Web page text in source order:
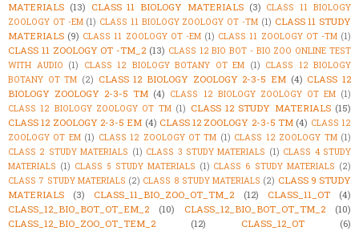
MATERIALS (13) CLASS 11 BIOLOGY MATERIALS (3) CLASS 11 BIOLOGY
ZOOLOGY OT -EM (1) CLASS 11 BIOLOGY ZOOLOGY OT -TM (1) CLASS 11 STUDY
MATERIALS (9) CLASS 11 ZOOLOGY OT -EM (1) CLASS 11 ZOOLOGY OT -TM (1)
CLASS 11 ZOOLOGY OT -TM_2 (13) CLASS 12 BIO BOT - BIO ZOO ONLINE TEST
WITH AUDIO (1) CLASS 12 BIOLOGY BOTANY OT EM (1) CLASS 12 BIOLOGY
BOTANY OT TM (2) CLASS 12 BIOLOGY ZOOLOGY 2-3-5 EM (4) CLASS 12
BIOLOGY ZOOLOGY 2-3-5 TM (4) CLASS 12 BIOLOGY ZOOLOGY OT EM (1)
CLASS 12 BIOLOGY ZOOLOGY OT TM (1) CLASS 12 STUDY MATERIALS (15)
CLASS 12 ZOOLOGY 2-3-5 EM (4) CLASS 12 ZOOLOGY 2-3-5 TM (4) CLASS 12
ZOOLOGY OT EM (1) CLASS 12 ZOOLOGY OT TM (1) CLASS 12 ZOOLOGY TM (1)
CLASS 2 STUDY MATERIALS (1) CLASS 3 STUDY MATERIALS (1) CLASS 4 STUDY
MATERIALS (1) CLASS 5 STUDY MATERIALS (1) CLASS 6 STUDY MATERIALS (2)
CLASS 7 STUDY MATERIALS (2) CLASS 8 STUDY MATERIALS (2) CLASS 9 STUDY
MATERIALS
(3) CLASS_11_BIO_ZOO_OT_TM_2 (12) CLASS_11_OT
(4)
CLASS_12_BIO_BOT_OT_EM_2
(10) CLASS_12_BIO_BOT_OT_TM_2
(10)
CLASS_12_BIO_ZOO_OT_TEM_2
(12) CLASS_12_OT
(6)